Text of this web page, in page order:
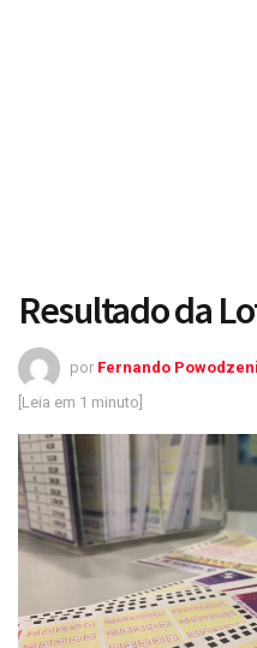
Resultado da
por Fernando
[Leia em 1 minuto]